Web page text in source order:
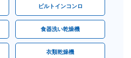
ビルトインコンロ
食器洗い乾燥機
衣類乾燥機